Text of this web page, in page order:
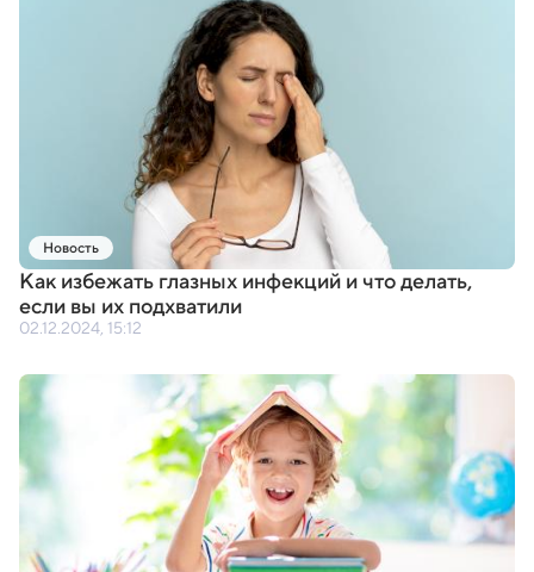
Новость
Как избежать глазных инфекций и что делать,
если вы их подхватили
02.12.2024, 15:12